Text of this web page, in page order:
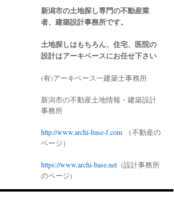
新潟市の土地探し専門の不動産業
者、建築設計事務所です。
土地探しはもちろん、住宅、医院の
設計はアーキベースにお任せ下さい
(有)アーキベース一建築士事務所
新潟市の不動産土地情報・建築設計
事務所
http://www.archi-base-f.com
（不動産の
ページ）
https://www.archi-base.net (設計事務所
のページ)